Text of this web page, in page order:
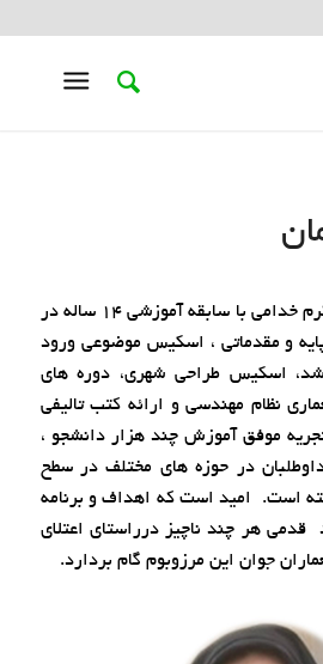
دپارتمان معماری دکتر اکرم خدامی با سابقه آموزشی 14 ساله در
و مقدماتی ، اسکیس موضوعی ورود
اسکیس طراحی شهری، دوره های
نظام مهندسی و ارائه کتب تالیفی
موفق آموزش چند هزار دانشجو ،
داوطلبان در حوزه های مختلف در سطح
است. امید است که اهداف و برنامه
قدمی هر چند ناچیز درراستای اعتلای
جوان این مرزوبوم گام بردارد.